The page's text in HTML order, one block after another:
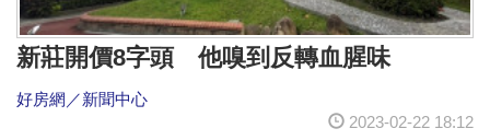
新莊開價8字頭 他嗅到反轉血腥味
好房網／新聞中心
2023-02-22 18:12